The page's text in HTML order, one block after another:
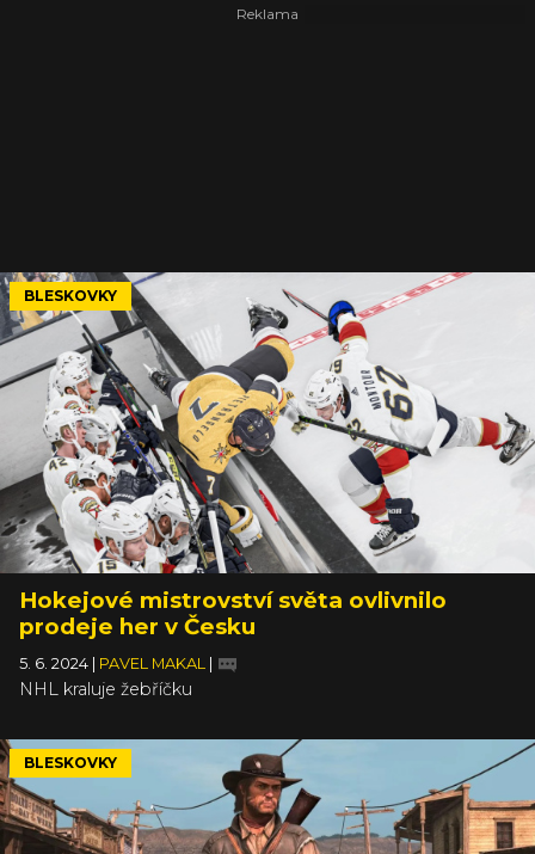
BLESKOVKY
Hokejové mistrovství světa ovlivnilo
prodeje her v Česku
5. 6. 2024 PAVEL MAKAL
NHL kraluje žebříčku
BLESKOVKY